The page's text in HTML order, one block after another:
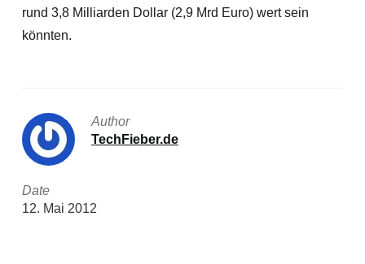
rund 3,8 Milliarden Dollar (2,9 Mrd Euro) wert sein
könnten.
Author
TechFieber.de
Date
12. Mai 2012